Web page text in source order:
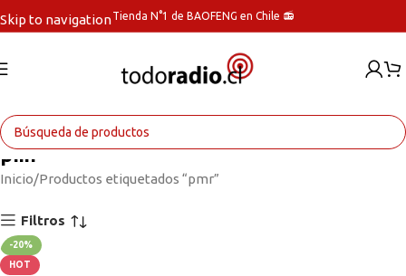
Skip to navigationTienda N°1 de BAOFENG en Chile 📻
pmr
Inicio Productos etiquetados “pmr”
Filtros
-20%
HOT